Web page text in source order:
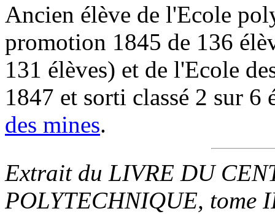
Ancien élève de l'Ecole
promotion 1845 de 136
131 élèves) et de l'Ecole
1847 et sorti classé 2 sur
des mines.
Extrait du LIVRE DU
POLYTECHNIQUE, tome